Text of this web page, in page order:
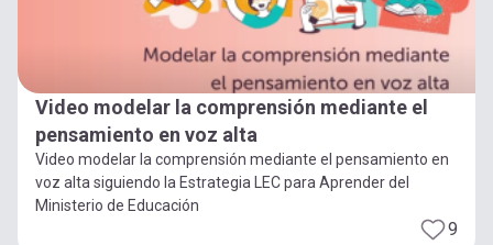
Video modelar la comprensión mediante el
pensamiento en voz alta
Video modelar la comprensión mediante el pensamiento en
voz alta siguiendo la Estrategia LEC para Aprender del
Ministerio de Educación
9